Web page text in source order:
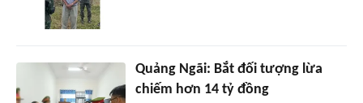
Quảng Ngãi: Bắt đối tượng lừa
chiếm hơn 14 tỷ đồng